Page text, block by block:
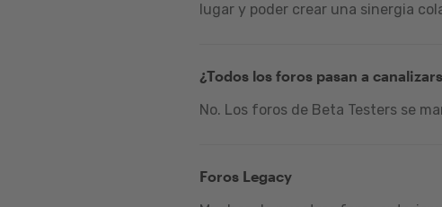
lugar y poder crear una sinergia
¿Todos los foros pasan a
No. Los foros de Beta Testers se
Foros Legacy